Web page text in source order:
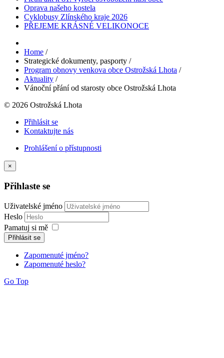
Oprava našeho kostela
Cyklobusy Zlínského kraje 2026
PŘEJEME KRÁSNÉ VELIKONOCE
Home /
Strategické dokumenty, pasporty /
Program obnovy venkova obce Ostrožská Lhota /
Aktuality /
Vánoční přání od starosty obce Ostrožská Lhota
© 2026 Ostrožská Lhota
Přihlásit se
Kontaktujte nás
Prohlášení o přístupnosti
×
Přihlaste se
Uživatelské jméno
Heslo
Pamatuj si mě
Přihlásit se
Zapomenuté jméno?
Zapomenuté heslo?
Go Top